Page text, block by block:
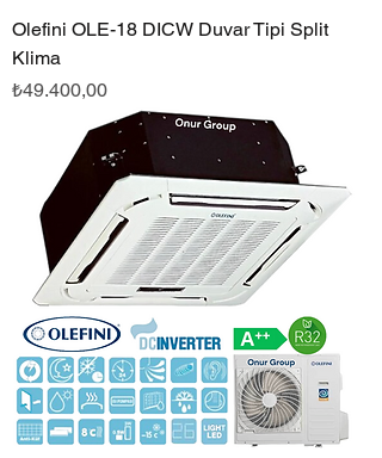
Olefini OLE-18 DICW Duvar Tipi Split
Klima
Fiyat
₺49.400,00